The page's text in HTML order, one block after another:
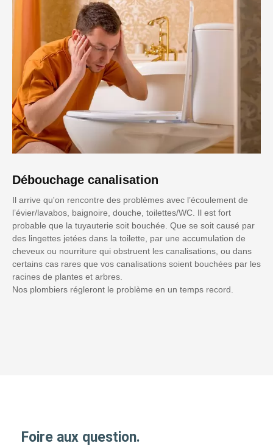
Débouchage canalisation
Il arrive qu'on rencontre des problèmes avec l’écoulement de
l’évier/lavabos, baignoire, douche, toilettes/WC. Il est fort
probable que la tuyauterie soit bouchée. Que se soit causé par
des lingettes jetées dans la toilette, par une accumulation de
cheveux ou nourriture qui obstruent les canalisations, ou dans
certains cas rares que vos canalisations soient bouchées par les
racines de plantes et arbres.
Nos plombiers régleront le problème en un temps record.
Foire aux question.